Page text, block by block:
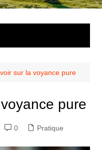
sur la voyance pure
pure
0 Pratique